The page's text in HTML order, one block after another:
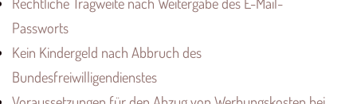
Passworts
Kein Kindergeld nach Abbruch des
Bundesfreiwilligendienstes